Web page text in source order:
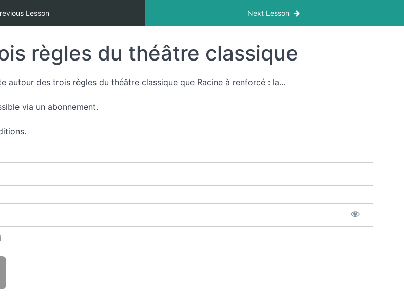
Lesson Next Lesson
règles du théâtre classique
autour des trois règles du théâtre classique que Racine à renforcé : la...
via un abonnement.